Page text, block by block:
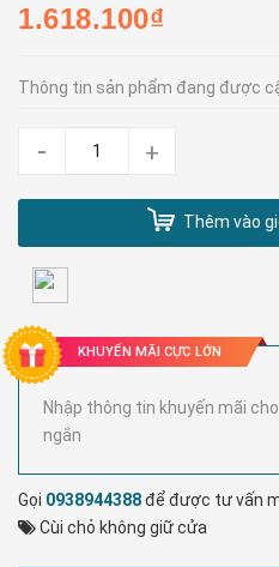
1.618.100₫
Thông tin sản phẩm đang được
- +
Thêm vào
KHUYẾN MÃI CỰC LỚN
Nhập thông tin khuyến mãi
ngắn
Gọi 0938944388để được tư vấn
Cùi chỏ không giữ cửa